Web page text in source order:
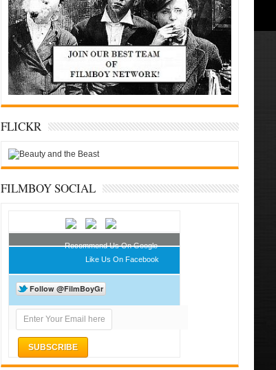
FLICKR
FILMBOY SOCIAL
Recommend Us On Google
Like Us On Facebook